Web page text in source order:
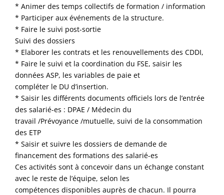
* Animer des temps collectifs de formation / information
* Participer aux événements de la structure.
* Faire le suivi post-sortie
Suivi des dossiers
* Elaborer les contrats et les renouvellements des CDDI,
* Faire le suivi et la coordination du FSE, saisir les
données ASP, les variables de paie et
compléter le DU d’insertion.
* Saisir les différents documents officiels lors de l’entrée
des salarié-es : DPAE / Médecin du
travail /Prévoyance /mutuelle, suivi de la consommation
des ETP
* Saisir et suivre les dossiers de demande de
financement des formations des salarié-es
Ces activités sont à concevoir dans un échange constant
avec le reste de l’équipe, selon les
compétences disponibles auprès de chacun. Il pourra